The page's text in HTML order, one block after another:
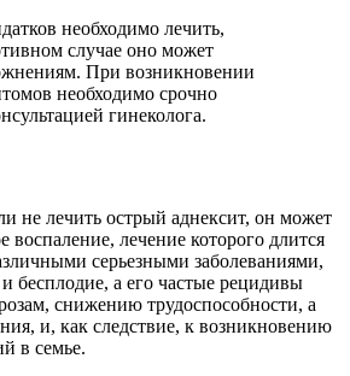
необходимо лечить,
случае оно может
При возникновении
необходимо срочно
гинеколога.
не лечить острый аднексит, он может
воспаление, лечение которого длится
серьезными заболеваниями,
бесплодие, а его частые рецидивы
снижению трудоспособности, а
и, как следствие, к возникновению
в семье.